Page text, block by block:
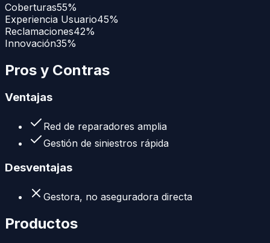
Coberturas55%
Experiencia Usuario45%
Reclamaciones42%
Innovación35%
Pros y Contras
Ventajas
Red de reparadores amplia
Gestión de siniestros rápida
Desventajas
Gestora, no aseguradora directa
Productos